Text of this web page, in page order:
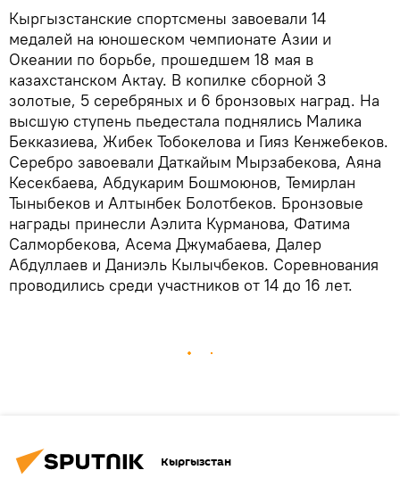
Кыргызстанские спортсмены завоевали 14
медалей на юношеском чемпионате Азии и
Океании по борьбе, прошедшем 18 мая в
казахстанском Актау. В копилке сборной 3
золотые, 5 серебряных и 6 бронзовых наград. На
высшую ступень пьедестала поднялись Малика
Бекказиева, Жибек Тобокелова и Гияз Кенжебеков.
Серебро завоевали Даткайым Мырзабекова, Аяна
Кесекбаева, Абдукарим Бошмоюнов, Темирлан
Тыныбеков и Алтынбек Болотбеков. Бронзовые
награды принесли Аэлита Курманова, Фатима
Салморбекова, Асема Джумабаева, Далер
Абдуллаев и Даниэль Кылычбеков. Соревнования
проводились среди участников от 14 до 16 лет.
Кыргызстан